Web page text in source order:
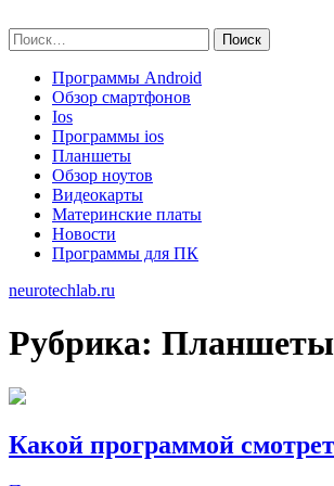
to
content
Найти:
Программы Android
Обзор смартфонов
Ios
Программы ios
Планшеты
Обзор ноутов
Видеокарты
Материнские платы
Новости
Программы для ПК
neurotechlab.ru
Рубрика: Планшеты
Какой программой